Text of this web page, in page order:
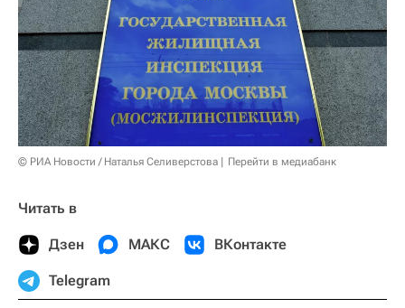
© РИА Новости / Наталья Селиверстова Перейти в медиабанк
Читать в
Дзен МАКС ВКонтакте
Telegram